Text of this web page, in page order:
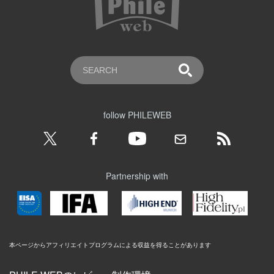
follow PHILEWEB
Partnership with
本ページからアフィリエイトプログラムによる収益を得ることがあります